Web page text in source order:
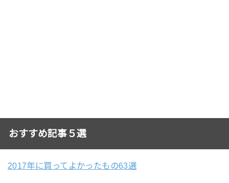
おすすめ記事５選
2017年に買ってよかったもの63選